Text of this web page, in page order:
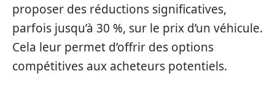
proposer des réductions significatives,
parfois jusqu’à 30 %, sur le prix d’un véhicule.
Cela leur permet d’offrir des options
compétitives aux acheteurs potentiels.